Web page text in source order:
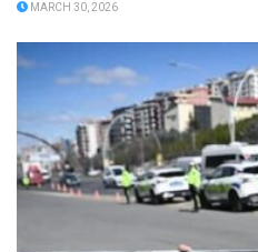
MARCH 30, 2026